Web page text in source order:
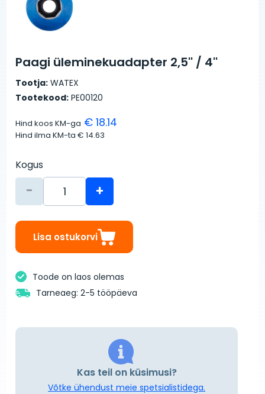
Paagi üleminekuadapter 2,5'' / 4''
Tootja: WATEX
Tootekood: PE00120
Hind koos KM-ga € 18.14
Hind ilma KM-ta€ 14.63
Kogus
- +
Lisa ostukorvi
Toode on laos olemas
Tarneaeg: 2-5 tööpäeva
Kas teil on küsimusi?
Võtke ühendust meie spetsialistidega.